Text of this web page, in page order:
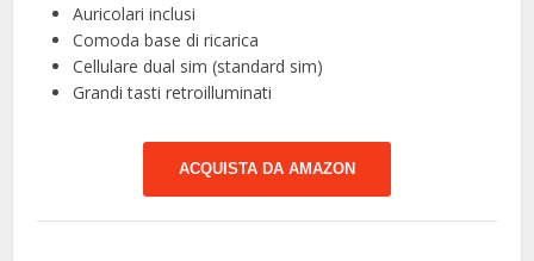
Auricolari inclusi
Comoda base di ricarica
Cellulare dual sim (standard sim)
Grandi tasti retroilluminati
ACQUISTA DA AMAZON